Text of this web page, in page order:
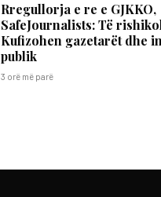
Rregullorja e re e GJKKO,
SafeJournalists: Të
Kufizohen gazetarët dhe
publik
3 orë më parë